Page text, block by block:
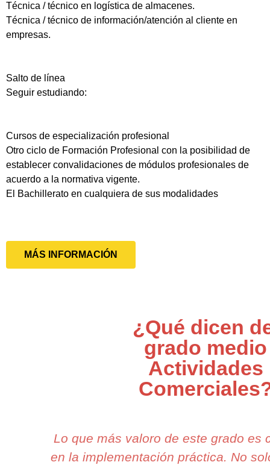
Técnica / técnico en logística de almacenes.
Técnica / técnico de información/atención al cliente en
empresas.
Salto de línea
Seguir estudiando:
Cursos de especialización profesional
Otro ciclo de Formación Profesional con la posibilidad de
establecer convalidaciones de módulos profesionales de
acuerdo a la normativa vigente.
El Bachillerato en cualquiera de sus modalidades
MÁS INFORMACIÓN
¿Qué dicen
grado medio
Actividades
Lo que más valoro de este grado es
en la implementación práctica. No